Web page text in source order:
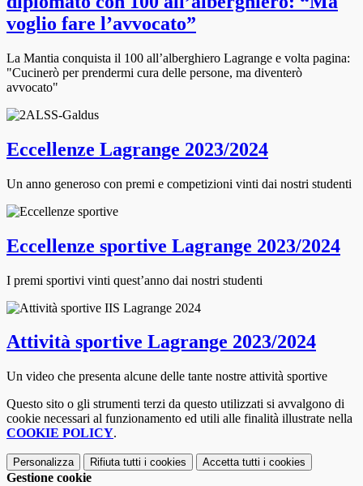
voglio fare l’avvocato”
La Mantia conquista il 100 all’alberghiero Lagrange e volta pagina:
"Cucinerò per prendermi cura delle persone, ma diventerò
avvocato"
​​Eccellenze Lagrange 2023/2024
Un anno generoso con premi e competizioni vinti dai nostri studenti
Eccellenze sportive Lagrange 2023/2024
I premi sportivi vinti quest’anno dai nostri studenti
Attività sportive Lagrange 2023/2024
Un video che presenta alcune delle tante nostre attività sportive
Questo sito o gli strumenti terzi da questo utilizzati si avvalgono di
cookie necessari al funzionamento ed utili alle finalità illustrate nella
COOKIE POLICY.
Personalizza Rifiuta tutti i cookies Accetta tutti i cookies
Gestione cookie